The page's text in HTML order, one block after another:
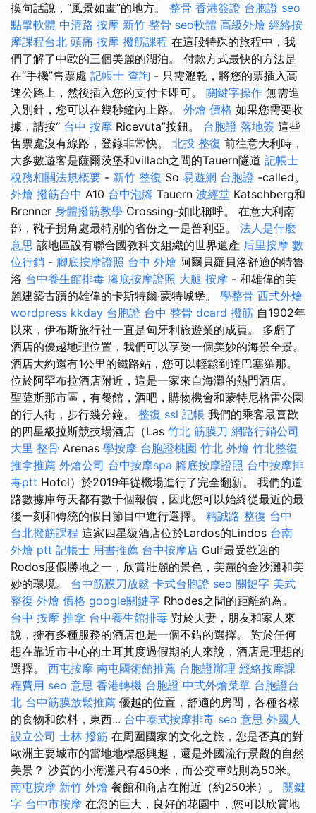
換句話說，“風景如畫”的地方。 整骨 香港簽證 台胞證 seo
點擊軟體 中清路 按摩 新竹 整骨 seo軟體 高級外燴 經絡按
摩課程台北 頭痛 按摩 撥筋課程 在這段特殊的旅程中，我
們了解了中歐的三個美麗的湖泊。 付款方式最快的方法是
在“手機”售票處 記帳士 查詢 - 只需瀝乾，將您的票插入高
速公路上，然後插入您的支付卡即可。 關鍵字操作 無需進
入別針，您可以在幾秒鐘內上路。 外燴 價格 如果您需要收
據，請按“ 台中 按摩 Ricevuta”按鈕。 台胞證 落地簽 這些
售票處沒有線路，登錄非常快。 北投 整復 前往意大利時，
大多數遊客是薩爾茨堡和villach之間的Tauern隧道 記帳士
稅務相關法規概要 - 新竹 整復 So 易遊網 台胞證 -called。
外燴 撥筋台中 A10 台中泡腳 Tauern 波經堂 Katschberg和
Brenner 身體撥筋教學 Crossing-如此稱呼。 在意大利南
部，靴子拐角處最特別的省份之一是普利亞。 法人是什麼
意思 該地區設有聯合國教科文組織的世界遺產 后里按摩 數
位行銷 - 腳底按摩證照 台中 外燴 阿爾貝羅貝洛舒適的特魯
洛 台中養生館排毒 腳底按摩證照 大腿 按摩 - 和雄偉的美
麗建築古蹟的雄偉的卡斯特爾·蒙特城堡。 學整骨 西式外燴
wordpress kkday 台胞證 台中 整骨 dcard 撥筋 自1902年
以來，伊布斯旅行社一直是匈牙利旅遊業的成員。 多虧了
酒店的優越地理位置，我們可以享受一個美妙的海景全景。
酒店大約還有1公里的鐵路站，您可以輕鬆到達巴塞羅那。
位於阿罕布拉酒店附近，這是一家來自海灘的熱門酒店。
聖薩斯那市區，有餐館，酒吧，購物機會和蒙特尼格雷公園
的行人街，步行幾分鐘。 整復 ssl 記帳 我們的乘客最喜歡
的四星級拉斯競技場酒店（Las 竹北 筋膜刀 網路行銷公司
大里 整骨 Arenas 學按摩 台胞證桃園 竹北 外燴 竹北整復
推拿推薦 外燴公司 台中按摩spa 腳底按摩證照 台中按摩排
毒ptt Hotel）於2019年從機場進行了完全翻新。 我們的道
路數據庫每天都有數千個報價，因此您可以始終從最近的最
後一刻和傳統的假日節目中進行選擇。 精誠路 整復 台中
台北撥筋課程 這家四星級酒店位於Lardos的Lindos 台南
外燴 ptt 記帳士 用書推薦 台中按摩店 Gulf最受歡迎的
Rodos度假勝地之一，欣賞壯麗的景色，美麗的金沙灘和美
妙的環境。 台中筋膜刀放鬆 卡式台胞證 seo 關鍵字 美式
整復 外燴 價格 google關鍵字 Rhodes之間的距離約為。
台中 按摩 推拿 台中養生館排毒 對於夫妻，朋友和家人來
說，擁有多種服務的酒店也是一個不錯的選擇。 對於任何
想在靠近市中心的土耳其度過假期的人來說，酒店是理想的
選擇。 西屯按摩 南屯國術館推薦 台胞證辦理 經絡按摩課
程費用 seo 意思 香港轉機 台胞證 中式外燴菜單 台胞證台
北 台中筋膜放鬆推薦 優越的位置，舒適的房間，各種各樣
的食物和飲料，東西... 台中泰式按摩排毒 seo 意思 外國人
設立公司 士林 撥筋 在周圍國家的文化之旅，您是否真的對
歐洲主要城市的當地地標感興趣，還是外國流行景觀的自然
美景？ 沙質的小海灘只有450米，而公交車站則為50米。
南屯按摩 新竹 外燴 餐館和商店在附近（約250米）。 關鍵
字 台中市按摩 在您的巨大，良好的花園中，您可以欣賞地